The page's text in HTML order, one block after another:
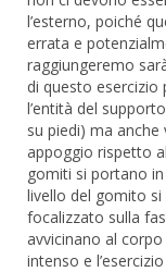
l’esterno, poiché
errata e
raggiungeremo
di questo
l’entità del
su piedi) ma
appoggio rispetto
gomiti si portano
livello del gomito si
focalizzato sulla
avvicinano al
intenso e